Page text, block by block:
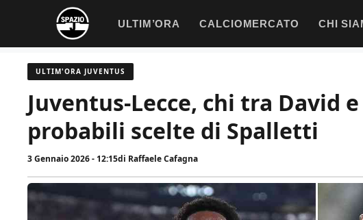
contenuto
ULTIM’ORA CALCIOMERCATO CHI
ULTIM'ORA JUVENTUS
Juventus-Lecce, chi tra David
probabili scelte di Spalletti
3 Gennaio 2026 - 12:15di Raffaele Cafagna